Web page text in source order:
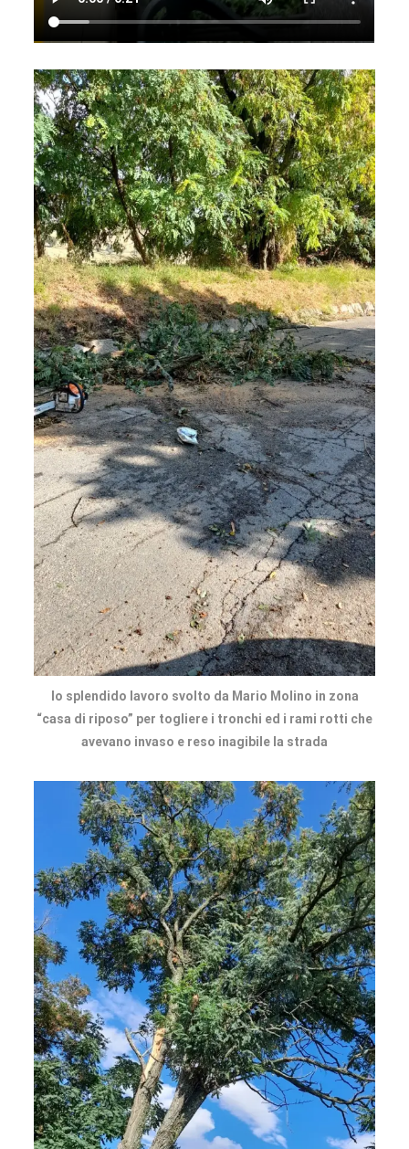
lo splendido lavoro svolto da Mario Molino in zona
“casa di riposo” per togliere i tronchi ed i rami rotti che
avevano invaso e reso inagibile la strada